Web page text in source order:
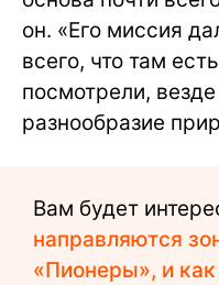
он. «Его миссия
всего, что там
посмотрели,
разнообразие
Вам будет
направляются
«Пионеры», и как